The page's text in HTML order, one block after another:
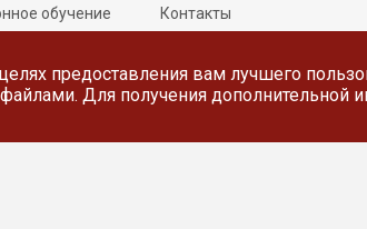
предоставления вам лучшего
файлами. Для получения дополнительной
обучение
Контакты
Политика в отношении
обработки персональных